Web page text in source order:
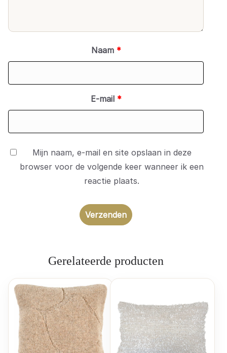
Naam *
E-mail *
Mijn naam, e-mail en site opslaan in deze
browser voor de volgende keer wanneer ik een
reactie plaats.
Gerelateerde producten